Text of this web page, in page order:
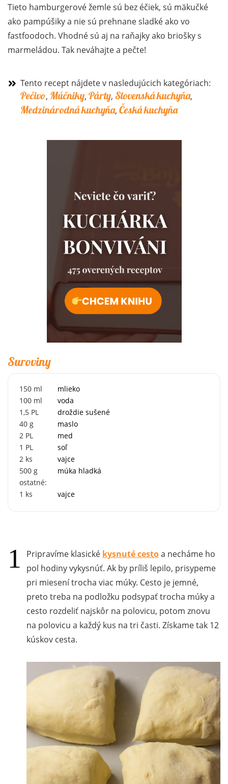
Tieto hamburgerové žemle sú bez éčiek, sú mäkučké
ako pampúšiky a nie sú prehnane sladké ako vo
fastfoodoch. Vhodné sú aj na raňajky ako briošky s
marmeládou. Tak neváhajte a pečte!
Tento recept nájdete v nasledujúcich kategóriach:
Pečivo, Múčniky, Párty, Slovenská kuchyňa,
Medzinárodná kuchyňa, Česká kuchyňa
Suroviny
150 ml
mlieko
100 ml
voda
1,5 PL
droždie sušené
40 g
maslo
2 PL
med
1 PL
soľ
2 ks
vajce
500 g
múka hladká
ostatné:
1 ks vajce
Pripravíme klasické kysnuté cestoa necháme ho
pol hodiny vykysnúť. Ak by príliš lepilo, prisypeme
pri miesení trocha viac múky. Cesto je jemné,
preto treba na podložku podsypať trocha múky a
cesto rozdeliť najskôr na polovicu, potom znovu
na polovicu a každý kus na tri časti. Získame tak 12
kúskov cesta.